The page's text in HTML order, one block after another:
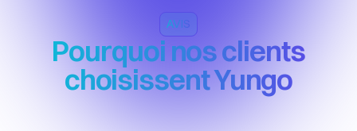
AVIS
Pourquoi nos clients
choisissent Yungo